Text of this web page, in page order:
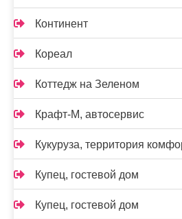
Континент
Кореал
Коттедж на Зеленом
Крафт-М, автосервис
Кукуруза, территория
Купец, гостевой дом
Купец, гостевой дом